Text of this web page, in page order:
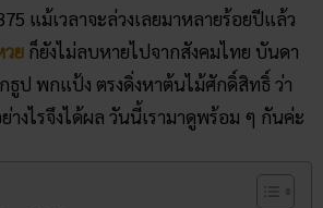
แม้เวลาจะล่วงเลยมาหลายร้อยปีแล้ว
ย ก็ยังไม่ลบหายไปจากสังคมไทย บันดา
ธูป พกแป้ง ตรงดิ่งหาต้นไม้ศักดิ์สิทธิ์ ว่า
งไรจึงได้ผล วันนี้เรามาดูพร้อม ๆ กันค่ะ